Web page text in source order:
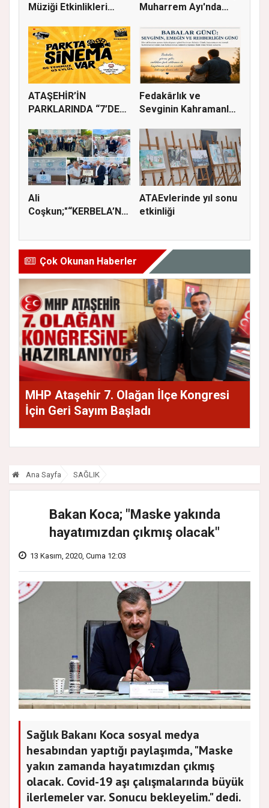
Müziği Etkinlikleri
Muharrem Ayı'nda
ATAŞEHİR’İN
PARKLARINDA “7’DEN
Fedakârlık ve
Sevginin Kahramanları
Ali
Coşkun;"“KERBELA’NIN
HA...
ATAEvlerinde yıl sonu
etkinliği
Çok Okunan Haberler
MHP Ataşehir 7. Olağan İlçe Kongresi
İçin Geri Sayım Başladı
Ana Sayfa SAĞLIK
Bakan Koca; "Maske yakında
hayatımızdan çıkmış olacak"
13 Kasım, 2020, Cuma 12:03
Sağlık Bakanı Koca sosyal medya
hesabından yaptığı paylaşımda, "Maske
yakın zamanda hayatımızdan çıkmış
olacak. Covid-19 aşı çalışmalarında büyük
ilerlemeler var. Sonucu bekleyelim." dedi.